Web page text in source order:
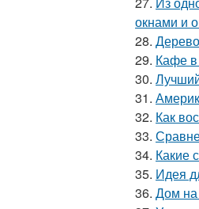
окнами и
28.
29. Кафе в
30.
31.
32. Как
33.
34. Какие
35. Идея
36. Дом на